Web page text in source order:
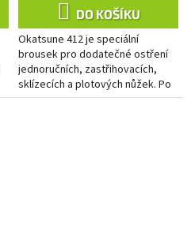
DO KOŠÍKU
Okatsune 412 je speciální
brousek pro dodatečné ostření
jednoručních, zastřihovacích,
sklízecích a plotových nůžek. Po
nejlepší výsledky čtětě instrukce